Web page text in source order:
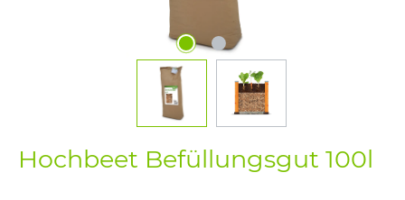
Hochbeet Befüllungsgut 100l